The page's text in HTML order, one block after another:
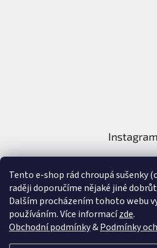
Tento e-shop rád chroupá sušenky
raději doporučíme nějaké jiné
Dalším procházením tohoto webu
používáním. Více informacízde.
Obchodní podmínky&Podmínky
Instagram
Sledovat na